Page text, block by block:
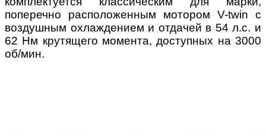
поперечно расположенным мотором V-twin с
воздушным охлаждением и отдачей в 54 л.с. и
62 Нм крутящего момента, доступных на 3000
об/мин.